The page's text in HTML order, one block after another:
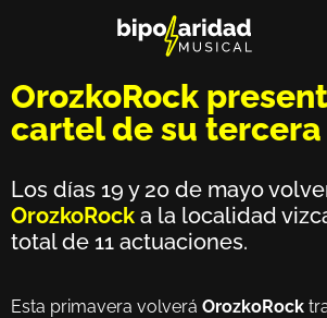
OrozkoRock
cartel de su
Los días 19 y 20 de mayo
OrozkoRock a la localidad
total de 11 actuaciones.
Esta primavera volverá OrozkoRock